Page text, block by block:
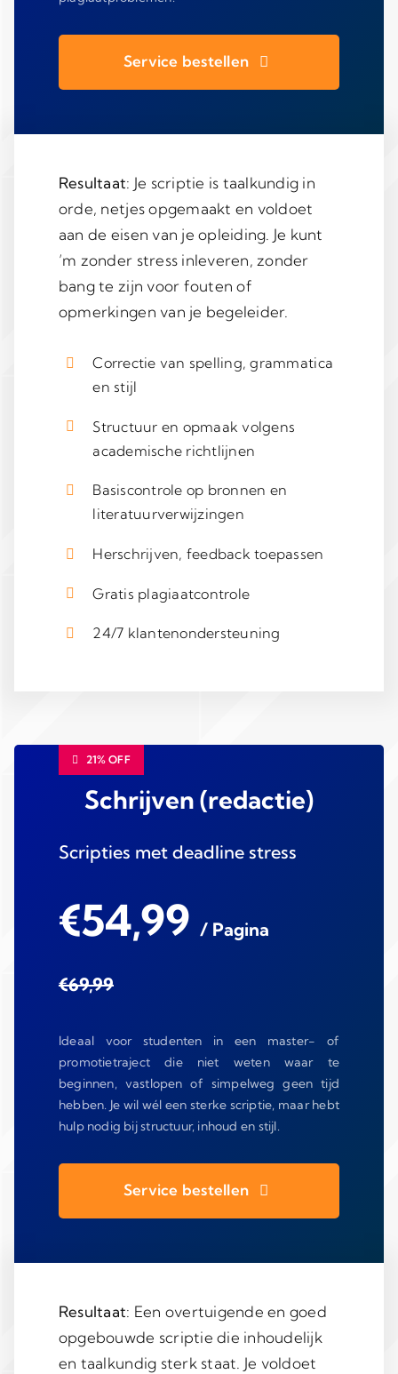
Service bestellen
Resultaat: Je scriptie is taalkundig in
orde, netjes opgemaakt en voldoet
aan de eisen van je opleiding. Je kunt
’m zonder stress inleveren, zonder
bang te zijn voor fouten of
opmerkingen van je begeleider.
Correctie van spelling, grammatica
en stijl
Structuur en opmaak volgens
academische richtlijnen
Basiscontrole op bronnen en
literatuurverwijzingen
Herschrijven, feedback toepassen
Gratis plagiaatcontrole
24/7 klantenondersteuning
21% OFF
Schrijven (redactie)
Scripties met deadline stress
€54,99 / Pagina
€69,99
Ideaal voor studenten in een master- of
promotietraject die niet weten waar te
beginnen, vastlopen of simpelweg geen tijd
hebben. Je wil wél een sterke scriptie, maar hebt
hulp nodig bij structuur, inhoud en stijl.
Service bestellen
Resultaat: Een overtuigende en goed
opgebouwde scriptie die inhoudelijk
en taalkundig sterk staat. Je voldoet